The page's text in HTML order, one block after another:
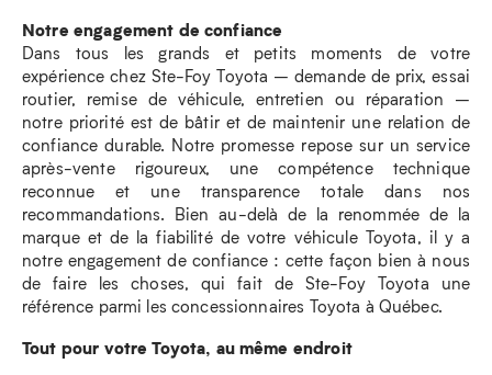
Notre engagement de confiance
Dans tous les grands et petits moments de votre
expérience chez Ste-Foy Toyota – demande de prix, essai
routier, remise de véhicule, entretien ou réparation –
notre priorité est de bâtir et de maintenir une relation de
confiance durable. Notre promesse repose sur un service
après-vente rigoureux, une compétence technique
reconnue et une transparence totale dans nos
recommandations. Bien au-delà de la renommée de la
marque et de la fiabilité de votre véhicule Toyota, il y a
notre engagement de confiance : cette façon bien à nous
de faire les choses, qui fait de Ste-Foy Toyota une
référence parmi les concessionnaires Toyota à Québec.
Tout pour votre Toyota, au même endroit